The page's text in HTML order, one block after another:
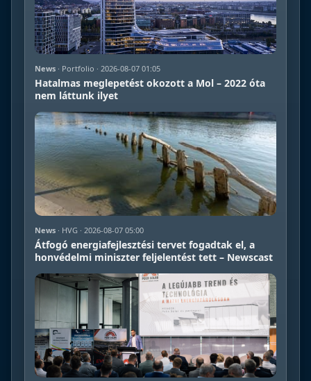
News · Portfolio · 2026-08-07 01:05
Hatalmas meglepetést okozott a Mol – 2022 óta
nem láttunk ilyet
News · HVG · 2026-08-07 05:00
Átfogó energiafejlesztési tervet fogadtak el, a
honvédelmi miniszter feljelentést tett – Newscast